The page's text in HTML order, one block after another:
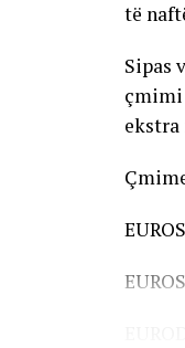
të
Sipas
çmimi
ekstra